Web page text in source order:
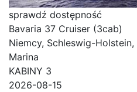
sprawdź dostępność
Bavaria 37 Cruiser (3cab)
Niemcy, Schleswig-Holstein,
Marina
KABINY 3
2026-08-15